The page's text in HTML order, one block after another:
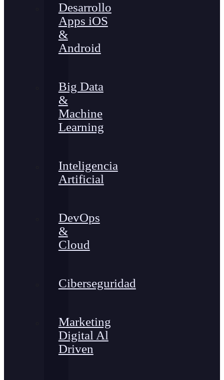
Desarrollo
Apps iOS
&
Android
Big Data
&
Machine
Learning
Inteligencia
Artificial
DevOps
&
Cloud
Ciberseguridad
Marketing
Digital Al
Driven